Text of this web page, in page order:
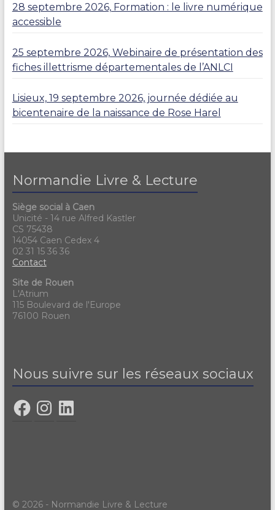
28 septembre 2026, Formation : le livre numérique
accessible
25 septembre 2026, Webinaire de présentation des
fiches illettrisme départementales de l’ANLCI
Lisieux, 19 septembre 2026, journée dédiée au
bicentenaire de la naissance de Rose Harel
Normandie Livre & Lecture
Siège social à Caen
Unicité - 14 rue Alfred Kastler
CS 75438
14054 Caen Cedex 4
02 31 15 36 36
Contact
Site de Rouen
L'Atrium
115 Boulevard de l'Europe
76100 Rouen
Nous suivre sur les réseaux sociaux
© 2026 - Normandie Livre & Lecture